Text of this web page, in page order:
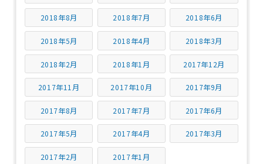
2018年8月 2018年7月 2018年6月
2018年5月 2018年4月 2018年3月
2018年2月 2018年1月 2017年12月
2017年11月 2017年10月 2017年9月
2017年8月 2017年7月 2017年6月
2017年5月 2017年4月 2017年3月
2017年2月 2017年1月